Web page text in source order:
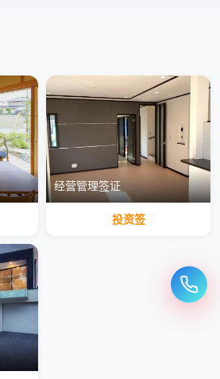
经营管理签证
投资签